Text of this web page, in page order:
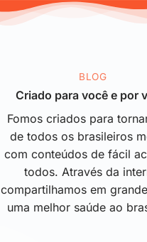
BLOG
Criado para você e por
Fomos criados para
de todos os brasileiros
com conteúdos de fácil
todos. Através da
compartilhamos em
uma melhor saúde ao